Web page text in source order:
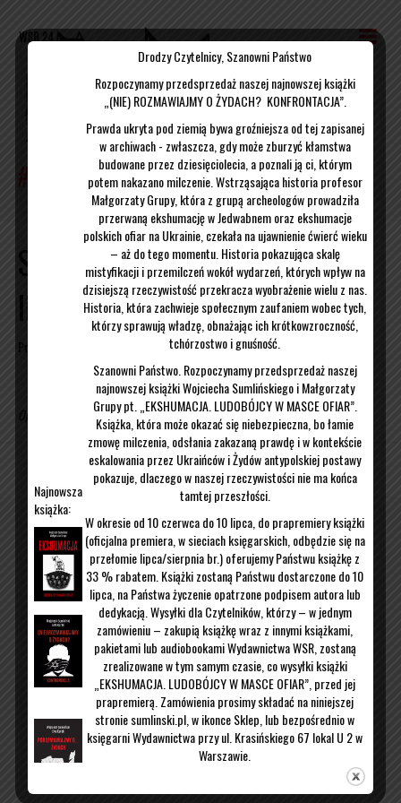
Spotkanie w Chriswick – 26
listopada 2016
Przez 14/11/2016
Opublikowane w Uncategorized
Kontakt O mnie
Najnowsza
książka:
Drodzy Czytelnicy, Szanowni Państwo
Rozpoczynamy przedsprzedaż naszej najnowszej książki
„(NIE) ROZMAWIAJMY O ŻYDACH? KONFRONTACJA”.
Prawda ukryta pod ziemią bywa groźniejsza od tej zapisanej
w archiwach - zwłaszcza, gdy może zburzyć kłamstwa
budowane przez dziesięciolecia, a poznali ją ci, którym
potem nakazano milczenie. Wstrząsająca historia profesor
Małgorzaty Grupy, która z grupą archeologów prowadziła
przerwaną ekshumację w Jedwabnem oraz ekshumacje
polskich ofiar na Ukrainie, czekała na ujawnienie ćwierć wieku
– aż do tego momentu. Historia pokazująca skalę
mistyfikacji i przemilczeń wokół wydarzeń, których wpływ na
dzisiejszą rzeczywistość przekracza wyobrażenie wielu z nas.
Historia, która zachwieje społecznym zaufaniem wobec tych,
którzy sprawują władzę, obnażając ich krótkowzroczność,
tchórzostwo i gnuśność.
Szanowni Państwo. Rozpoczynamy przedsprzedaż naszej
najnowszej książki Wojciecha Sumlińskiego i Małgorzaty
Grupy pt. „EKSHUMACJA. LUDOBÓJCY W MASCE OFIAR”.
Książka, która może okazać się niebezpieczna, bo łamie
zmowę milczenia, odsłania zakazaną prawdę i w kontekście
eskalowania przez Ukraińców i Żydów antypolskiej postawy
pokazuje, dlaczego w naszej rzeczywistości nie ma końca
tamtej przeszłości.
W okresie od 10 czerwca do 10 lipca, do prapremiery książki
(oficjalna premiera, w sieciach księgarskich, odbędzie się na
przełomie lipca/sierpnia br.) oferujemy Państwu książkę z
33 % rabatem. Książki zostaną Państwu dostarczone do 10
lipca, na Państwa życzenie opatrzone podpisem autora lub
dedykacją. Wysyłki dla Czytelników, którzy – w jednym
zamówieniu – zakupią książkę wraz z innymi książkami,
pakietami lub audiobookami Wydawnictwa WSR, zostaną
zrealizowane w tym samym czasie, co wysyłki książki
„EKSHUMACJA. LUDOBÓJCY W MASCE OFIAR”, przed jej
prapremierą. Zamówienia prosimy składać na niniejszej
stronie sumlinski.pl, w ikonce Sklep, lub bezpośrednio w
księgarni Wydawnictwa przy ul. Krasińskiego 67 lokal U 2 w
Warszawie.
W celu uzyskania dodatkowych informacji prosimy mail: